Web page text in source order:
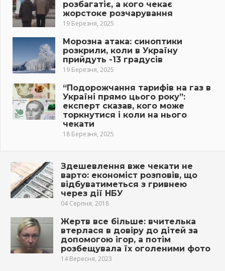
розбагатіє, а кого чекає
жорстоке розчарування
19 Березня, 2025
Морозна атака: синоптики
розкрили, коли в Україну
прийдуть -13 градусів
19 Березня, 2025
“Подорожчання тарифів на газ в
Україні прямо цього року”:
експерт сказав, кого може
торкнутися і коли на нього
чекати
18 Березня, 2025
Здешевлення вже чекати не
варто: економіст розповів, що
відбуватиметься з гривнею
через дії НБУ
04 Серпня, 2018
Жертв все більше: вчителька
втерлася в довіру до дітей за
допомогою ігор, а потім
розбещувала їх оголеними фото
14 Вересня, 2023